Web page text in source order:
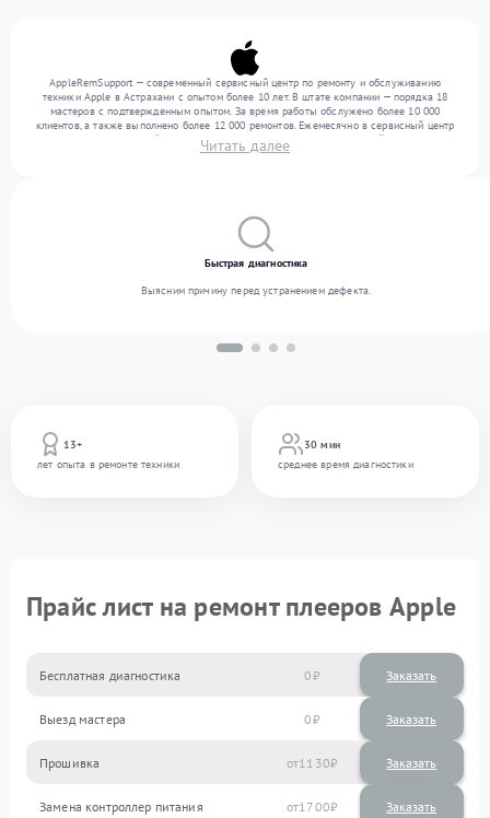
AppleRemSupport — современный сервисный центр по ремонту и обслуживанию
техники Apple в Астрахани с опытом более 10 лет. В штате компании — порядка 18
мастеров с подтвержденным опытом. За время работы обслужено более 10 000
клиентов, а также выполнено более 12 000 ремонтов. Ежемесячно в сервисный центр
поступает от 300 устройств, включая , , . Мы беремся за задачи любой сложности и
поддерживаем высокий стандарт качества благодаря квалификации мастеров.
Читать далее
13+
лет опыта в ремонте техники
30 мин
среднее время диагностики
Быстрая диагностика
Выясним причину перед устранением дефекта.
Прайс лист на ремонт плееров Apple
Бесплатная диагностика 0 Заказать
Выезд мастера 0 Заказать
Прошивка 1130
Замена контроллер питания 1700